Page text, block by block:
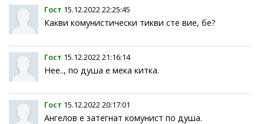
Гост 15.12.2022 22:25:45
Какви комунистически тикви сте вие, бе?
Гост 15.12.2022 21:16:14
Нее.., по душа е мека китка.
Гост 15.12.2022 20:17:01
Ангелов е затегнат комунист по душа.